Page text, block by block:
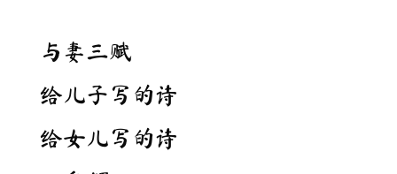
与妻三赋
给儿子写的诗
给女儿写的诗